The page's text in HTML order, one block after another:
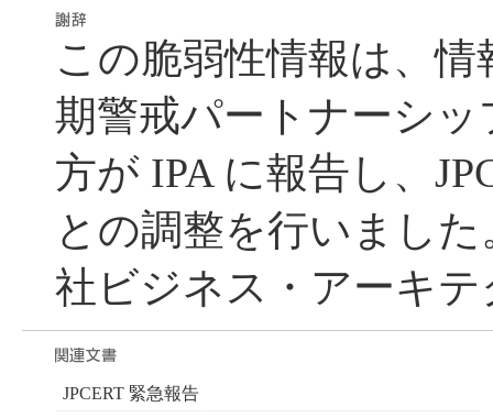
この脆弱性情報は、
期警戒パートナーシ
方が IPA に報告し、
との調整を行いまし
社ビジネス・アーキ
JPCERT 緊急報告